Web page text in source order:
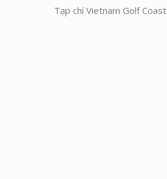
Tạp chí Vietnam Golf Coast